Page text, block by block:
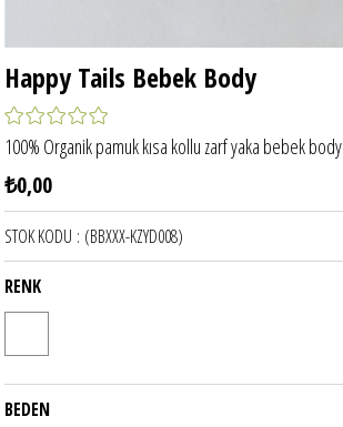
Happy Tails Bebek Body
100% Organik pamuk kısa kollu zarf yaka bebek body
₺0,00
(BBXXX-KZYD008)
STOK KODU
RENK
BEDEN